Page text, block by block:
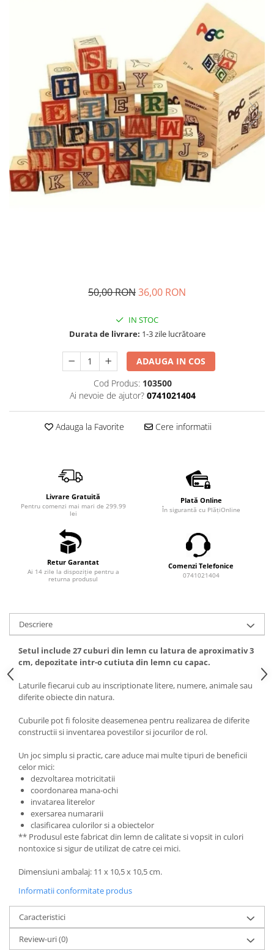
50,00 RON36,00 RON
IN STOC
Durata de livrare: 1-3 zile lucrătoare
ADAUGA IN COS
Cod Produs: 103500
Ai nevoie de ajutor? 0741021404
Adauga la Favorite Cere informatii
Livrare Gratuită
Pentru comenzi mai mari de 299.99
lei
Plată Online
În sigurantă cu PlățiOnline
Retur Garantat
Ai 14 zile la dispoziție pentru a
returna produsul
Comenzi Telefonice
0741021404
Descriere
Setul include 27 cuburi din lemn cu latura de aproximativ 3
cm, depozitate intr-o cutiuta din lemn cu capac.
Laturile fiecarui cub au inscriptionate litere, numere, animale sau
diferite obiecte din natura.
Cuburile pot fi folosite deasemenea pentru realizarea de diferite
constructii si inventarea povestilor si jocurilor de rol.
Un joc simplu si practic, care aduce mai multe tipuri de beneficii
celor mici:
dezvoltarea motricitatii
coordonarea mana-ochi
invatarea literelor
exersarea numararii
clasificarea culorilor si a obiectelor
** Produsul este fabricat din lemn de calitate si vopsit in culori
nontoxice si sigur de utilizat de catre cei mici.
Dimensiuni ambalaj: 11 x 10,5 x 10,5 cm.
Informatii conformitate produs
Caracteristici
Review-uri(0)